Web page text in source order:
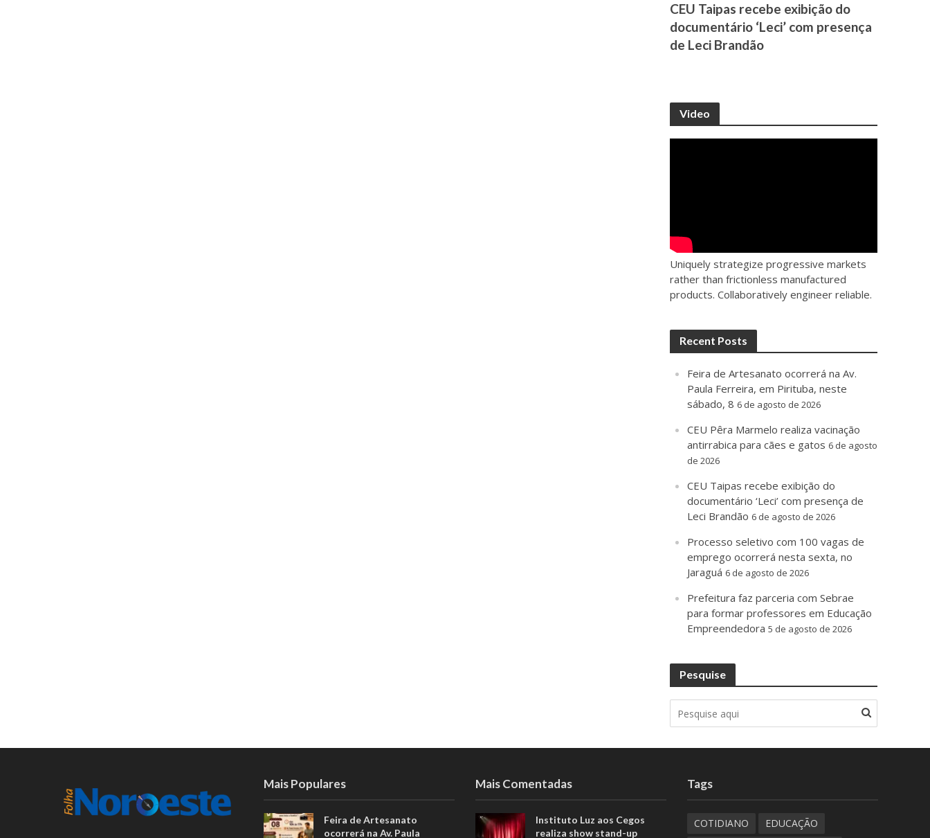
CEU Taipas recebe exibição do
documentário ‘Leci’ com presença
de Leci Brandão
Video
Uniquely strategize progressive markets
rather than frictionless manufactured
products. Collaboratively engineer reliable.
Recent Posts
Feira de Artesanato ocorrerá na Av.
Paula Ferreira, em Pirituba, neste
sábado, 8 6 de agosto de 2026
CEU Pêra Marmelo realiza vacinação
antirrabica para cães e gatos 6 de agosto
de 2026
CEU Taipas recebe exibição do
documentário ‘Leci’ com presença de
Leci Brandão 6 de agosto de 2026
Processo seletivo com 100 vagas de
emprego ocorrerá nesta sexta, no
Jaraguá 6 de agosto de 2026
Prefeitura faz parceria com Sebrae
para formar professores em Educação
Empreendedora 5 de agosto de 2026
Pesquise
Mais Populares
Feira de Artesanato
ocorrerá na Av. Paula
Mais Comentadas
Instituto Luz aos Cegos
realiza show stand-up
Tags
COTIDIANO EDUCAÇÃO